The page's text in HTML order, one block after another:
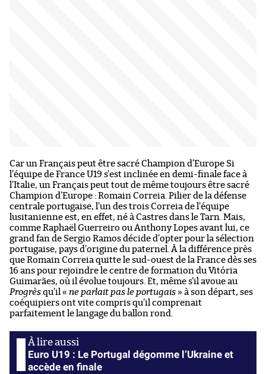
Car un Français peut être sacré Champion d’Europe Si
l’équipe de France U19 s’est inclinée en demi-finale face à
l’Italie, un Français peut tout de même toujours être sacré
Champion d’Europe : Romain Correia. Pilier de la défense
centrale portugaise, l’un des trois Correia de l’équipe
lusitanienne est, en effet, né à Castres dans le Tarn. Mais,
comme Raphaël Guerreiro ou Anthony Lopes avant lui, ce
grand fan de Sergio Ramos décide d’opter pour la sélection
portugaise, pays d’origine du paternel. À la différence près
que Romain Correia quitte le sud-ouest de la France dès ses
16 ans pour rejoindre le centre de formation du Vitória
Guimarães, où il évolue toujours. Et, même s’il avoue au
Progrès qu’il « ne parlait pas le portugais » à son départ, ses
coéquipiers ont vite compris qu’il comprenait
parfaitement le langage du ballon rond.
Euro U19 : Le Portugal dégomme l’Ukraine et
accède en finale